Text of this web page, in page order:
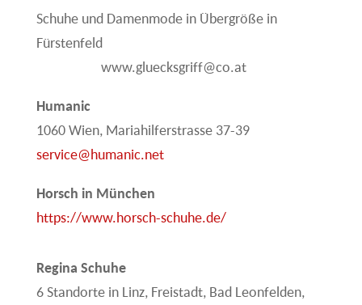
Schuhe und Damenmode in Übergröße in
Fürstenfeld
www.gluecksgriff@co.at
Humanic
1060 Wien, Mariahilferstrasse 37-39
service@humanic.net
Horsch in München
https://www.horsch-schuhe.de/
Regina Schuhe
6 Standorte in Linz, Freistadt, Bad Leonfelden,